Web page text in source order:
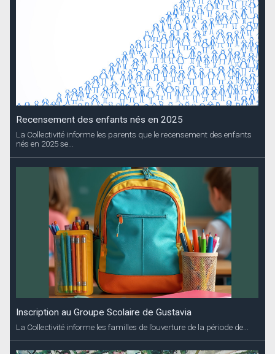
Recensement des enfants nés en 2025
La Collectivité informe les parents que le recensement des enfants
nés en 2025 se...
Inscription au Groupe Scolaire de Gustavia
La Collectivité informe les familles de l’ouverture de la période de...